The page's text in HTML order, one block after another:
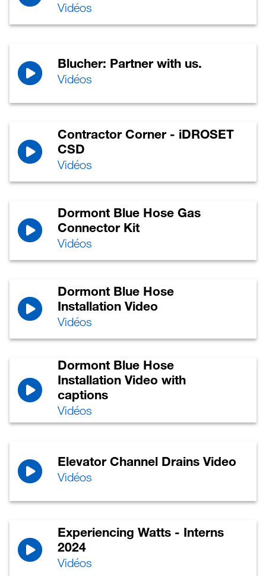
Vidéos
Blucher: Partner with us.
Vidéos
Contractor Corner - iDROSET
CSD
Vidéos
Dormont Blue Hose Gas
Connector Kit
Vidéos
Dormont Blue Hose
Installation Video
Vidéos
Dormont Blue Hose
Installation Video with
captions
Vidéos
Elevator Channel Drains Video
Vidéos
Experiencing Watts - Interns
2024
Vidéos